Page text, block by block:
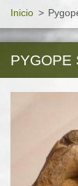
Inicio >
PYGOPE